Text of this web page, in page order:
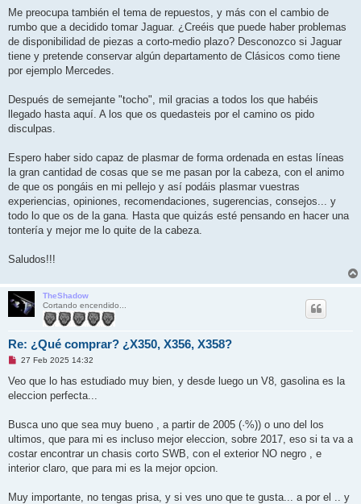
Me preocupa también el tema de repuestos, y más con el cambio de
rumbo que a decidido tomar Jaguar. ¿Creéis que puede haber problemas
de disponibilidad de piezas a corto-medio plazo? Desconozco si Jaguar
tiene y pretende conservar algún departamento de Clásicos como tiene
por ejemplo Mercedes.
Después de semejante "tocho", mil gracias a todos los que habéis
llegado hasta aquí. A los que os quedasteis por el camino os pido
disculpas.
Espero haber sido capaz de plasmar de forma ordenada en estas líneas
la gran cantidad de cosas que se me pasan por la cabeza, con el animo
de que os pongáis en mi pellejo y así podáis plasmar vuestras
experiencias, opiniones, recomendaciones, sugerencias, consejos... y
todo lo que os de la gana. Hasta que quizás esté pensando en hacer una
tontería y mejor me lo quite de la cabeza.
Saludos!!!
TheShadow
Cortando encendido...
Re: ¿Qué comprar? ¿X350, X356, X358?
M
n
a
s
i
l
e
27 Feb 2025 14:32
Veo que lo has estudiado muy bien, y desde luego un V8, gasolina es la
eleccion perfecta...
Busca uno que sea muy bueno , a partir de 2005 (·%)) o uno del los
ultimos, que para mi es incluso mejor eleccion, sobre 2017, eso si ta va a
costar encontrar un chasis corto SWB, con el exterior NO negro , e
interior claro, que para mi es la mejor opcion.
Muy importante, no tengas prisa, y si ves uno que te gusta... a por el .. y